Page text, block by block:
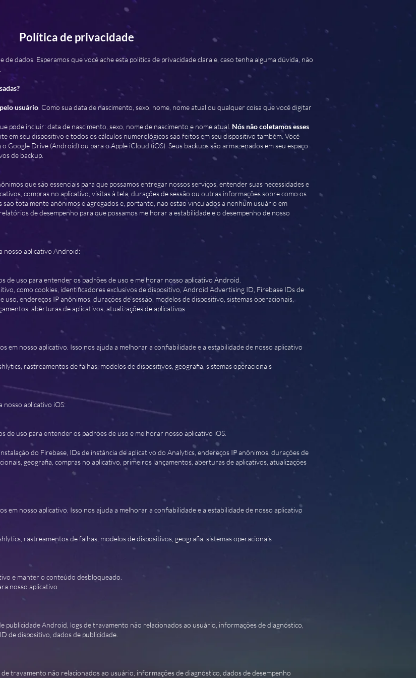
Política de privacidade
dados. Esperamos que você ache esta política de privacidade clara e, caso tenha alguma dúvida, não
usuário . Como sua data de nascimento, sexo, nome, nome atual ou qualquer coisa que você digitar
pode incluir: data de nascimento, sexo, nome de nascimento e nome atual. Nós não coletamos esses
em seu dispositivo e todos os cálculos numerológicos são feitos em seu dispositivo também. Você
Google Drive (Android) ou para o Apple iCloud (iOS). Seus backups são armazenados em seu espaço
de backup.
que são essenciais para que possamos entregar nossos serviços, entender suas necessidades e
compras no aplicativo, visitas à tela, durações de sessão ou outras informações sobre como os
são totalmente anônimos e agregados e, portanto, não estão vinculados a nenhum usuário em
de desempenho para que possamos melhorar a estabilidade e o desempenho de nosso
nosso aplicativo Android:
de uso para entender os padrões de uso e melhorar nosso aplicativo Android.
como cookies, identificadores exclusivos de dispositivo, Android Advertising ID, Firebase IDs de
uso, endereços IP anônimos, durações de sessão, modelos de dispositivo, sistemas operacionais,
aberturas de aplicativos, atualizações de aplicativos
em nosso aplicativo. Isso nos ajuda a melhorar a confiabilidade e a estabilidade de nosso aplicativo
rastreamentos de falhas, modelos de dispositivos, geografia, sistemas operacionais
nosso aplicativo iOS:
de uso para entender os padrões de uso e melhorar nosso aplicativo iOS.
do Firebase, IDs de instância de aplicativo do Analytics, endereços IP anônimos, durações de
geografia, compras no aplicativo, primeiros lançamentos, aberturas de aplicativos, atualizações
em nosso aplicativo. Isso nos ajuda a melhorar a confiabilidade e a estabilidade de nosso aplicativo
rastreamentos de falhas, modelos de dispositivos, geografia, sistemas operacionais
e manter o conteúdo desbloqueado.
nosso aplicativo
publicidade Android, logs de travamento não relacionados ao usuário, informações de diagnóstico,
de dispositivo, dados de publicidade.
travamento não relacionados ao usuário, informações de diagnóstico, dados de desempenho